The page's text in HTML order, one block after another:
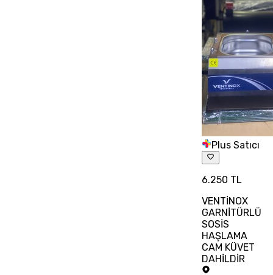
Plus Satıcı
6.250 TL
VENTİNOX
GARNİTÜRLÜ
SOSİS
HAŞLAMA
CAM KÜVET
DAHİLDİR